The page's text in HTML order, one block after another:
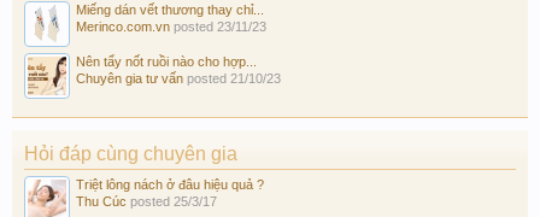
Miếng dán vết thương thay chỉ...
Merinco.com.vn posted 23/11/23
Nên tẩy nốt ruồi nào cho hợp...
Chuyên gia tư vấn posted 21/10/23
Hỏi đáp cùng chuyên gia
Triệt lông nách ở đâu hiệu quả ?
Thu Cúc posted 25/3/17